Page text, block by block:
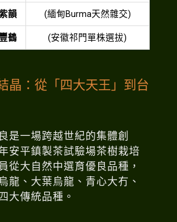
韻 (緬甸Burma天然雜交)
豐鶴 (安徽祁門單株選拔)
晶：從「四大天王」到台
是一場跨越世紀的集體創
安平鎮製茶試驗場茶樹栽培
從大自然中選育優良品種，
龍、大葉烏龍、青心大冇、
大傳統品種。